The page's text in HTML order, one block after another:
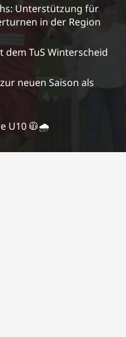
Unterstützung für
in der Region
dem TuS Winterscheid
neuen Saison als
U10 🧥🌧️